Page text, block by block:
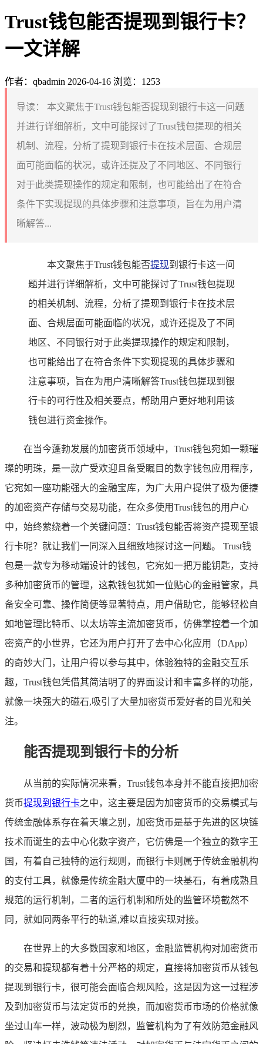
Trust钱包能否提现到银行卡？
一文详解
作者：qbadmin 2026-04-16 浏览：1253
导读：
本文聚焦于Trust钱包能否提现到银行卡这一问题
并进行详细解析，文中可能探讨了Trust钱包提现的相关
机制、流程，分析了提现到银行卡在技术层面、合规层
面可能面临的状况，或许还提及了不同地区、不同银行
对于此类提现操作的规定和限制，也可能给出了在符合
条件下实现提现的具体步骤和注意事项，旨在为用户清
晰解答...
本文聚焦于Trust钱包能否提现到银行卡这一问
题并进行详细解析，文中可能探讨了Trust钱包提现
的相关机制、流程，分析了提现到银行卡在技术层
面、合规层面可能面临的状况，或许还提及了不同
地区、不同银行对于此类提现操作的规定和限制，
也可能给出了在符合条件下实现提现的具体步骤和
注意事项，旨在为用户清晰解答Trust钱包提现到银
行卡的可行性及相关要点，帮助用户更好地利用该
钱包进行资金操作。
在当今蓬勃发展的加密货币领域中，Trust钱包宛如一颗璀
璨的明珠，是一款广受欢迎且备受瞩目的数字钱包应用程序，
它宛如一座功能强大的金融宝库，为广大用户提供了极为便捷
的加密资产存储与交易功能，在众多使用Trust钱包的用户心
中，始终萦绕着一个关键问题：Trust钱包能否将资产提现至银
行卡呢？就让我们一同深入且细致地探讨这一问题。 Trust钱
包是一款专为移动端设计的钱包，它宛如一把万能钥匙，支持
多种加密货币的管理，这款钱包犹如一位贴心的金融管家，具
备安全可靠、操作简便等显著特点，用户借助它，能够轻松自
如地管理比特币、以太坊等主流加密货币，仿佛掌控着一个加
密资产的小世界，它还为用户打开了去中心化应用（DApp）
的奇妙大门，让用户得以参与其中，体验独特的金融交互乐
趣，Trust钱包凭借其简洁明了的界面设计和丰富多样的功能，
就像一块强大的磁石,吸引了大量加密货币爱好者的目光和关
注。
能否提现到银行卡的分析
从当前的实际情况来看，Trust钱包本身并不能直接把加密
货币提现到银行卡之中，这主要是因为加密货币的交易模式与
传统金融体系存在着天壤之别，加密货币是基于先进的区块链
技术而诞生的去中心化数字资产，它仿佛是一个独立的数字王
国，有着自己独特的运行规则，而银行卡则属于传统金融机构
的支付工具，就像是传统金融大厦中的一块基石，有着成熟且
规范的运行机制，二者的运行机制和所处的监管环境截然不
同，就如同两条平行的轨道,难以直接实现对接。
在世界上的大多数国家和地区，金融监管机构对加密货币
的交易和提现都有着十分严格的规定，直接将加密货币从钱包
提现到银行卡，很可能会面临合规风险，这是因为这一过程涉
及到加密货币与法定货币的兑换，而加密货币市场的价格就像
坐过山车一样，波动极为剧烈，监管机构为了有效防范金融风